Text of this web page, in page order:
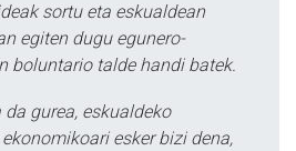
sortu eta eskualdean
egiten dugu egunero-
boluntario talde handi batek.
gurea, eskualdeko
esker bizi dena,